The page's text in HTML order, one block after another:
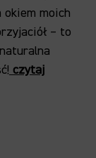
okiem moich
– to
czytaj